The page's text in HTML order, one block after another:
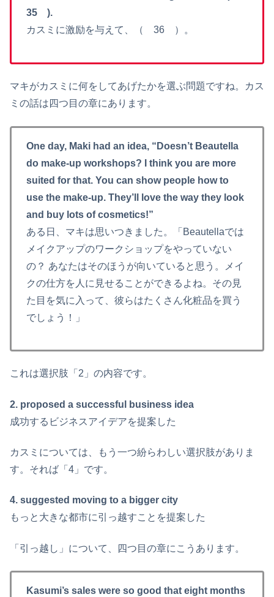
35 ).
カスミに激励を与えて、（ 36 ）。
マキがカスミに何をしてあげたかを選ぶ問題ですね。カス
ミの話は四つ目の章にあります。
One day, Maki had an idea, “Doesn’t Beautella
do make-up workshops? I think you are more
suited for that. You can show people how to
use the make-up. They’ll love the way they look
and buy lots of cosmetics!”
ある日、マキは思いつきました。「Beautellaでは
メイクアップのワークショップをやっていない
の？ あなたはそのほうが向いていると思う。メイ
クの仕方を人に見せることができるよね。その見
た目を気に入って、彼らはたくさん化粧品を買う
でしょう！」
これは選択肢「2」の内容です。
2. proposed a successful business idea
成功するビジネスアイデアを提案した
カスミについては、もう一つ紛らわしい選択肢がありま
す。それば「4」です。
4. suggested moving to a bigger city
もっと大きな都市に引っ越すことを提案した
「引っ越し」について、四つ目の章にこうあります。
Kasumi’s sales were so good that eight months